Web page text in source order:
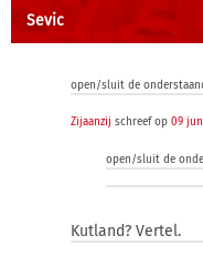
Sevic
open/sluit de
Zijaanzij schreef op 09
open/sluit de
Kutland? Vertel.